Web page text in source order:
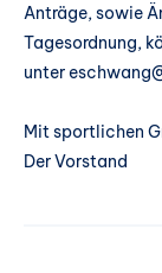
Anträge, sowie
Tagesordnung,
unter
Mit sportlichen
Der Vorstand